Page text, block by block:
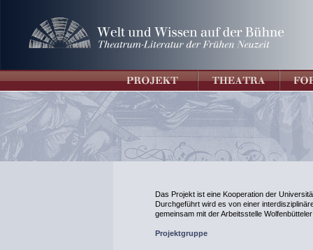
Das Projekt ist eine Kooperation der
Durchgeführt wird es von einer
gemeinsam mit der Arbeitsstelle
Projektgruppe